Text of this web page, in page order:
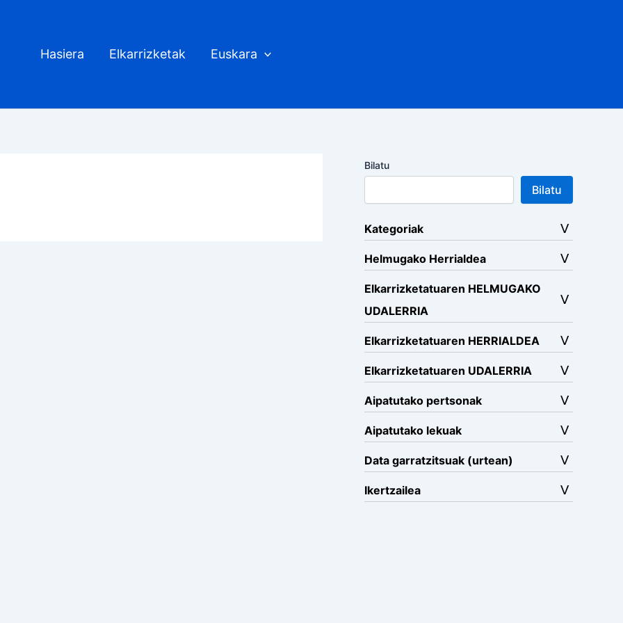
Hasiera Elkarrizketak Euskara
Bilatu
Bilatu
Kategoriak
Helmugako Herrialdea
Elkarrizketatuaren HELMUGAKO
UDALERRIA
Elkarrizketatuaren HERRIALDEA
Elkarrizketatuaren UDALERRIA
Aipatutako pertsonak
Aipatutako lekuak
Data garratzitsuak (urtean)
Ikertzailea